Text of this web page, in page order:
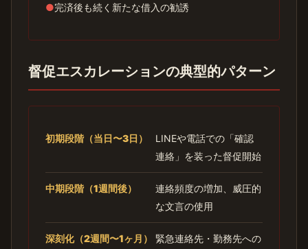
●完済後も続く新たな借入の勧誘
督促エスカレーションの典型的パターン
初期段階（当日〜3日）
LINEや電話での「確認
連絡」を装った督促開始
中期段階（1週間後）
連絡頻度の増加、威圧的
な文言の使用
深刻化（2週間〜1ヶ月）
緊急連絡先・勤務先への